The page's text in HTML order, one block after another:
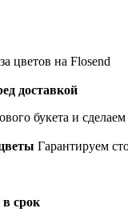
цветов на Flosend
доставкой
букета и
Гарантируем
в срок